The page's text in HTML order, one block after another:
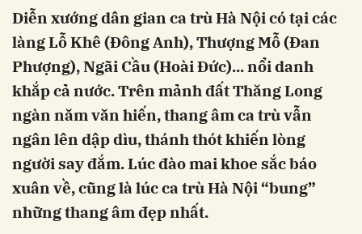
Diễn xướng dân gian ca trù Hà Nội có tại các
làng Lỗ Khê (Đông Anh), Thượng Mỗ (Đan
Phượng), Ngãi Cầu (Hoài Đức)... nổi danh
khắp cả nước. Trên mảnh đất Thăng Long
ngàn năm văn hiến, thang âm ca trù vẫn
ngân lên dập dìu, thánh thót khiến lòng
người say đắm. Lúc đào mai khoe sắc báo
xuân về, cũng là lúc ca trù Hà Nội “bung”
những thang âm đẹp nhất.
Hủy